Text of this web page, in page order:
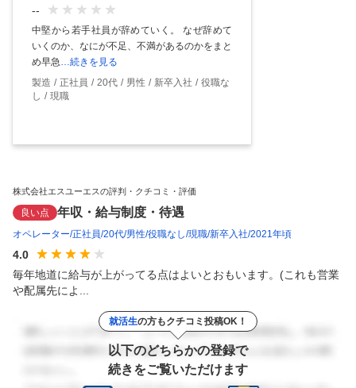
--
中堅から若手社員が辞めていく。 なぜ辞めて
いくのか、なにが不足、不満があるのかをまと
め早急…続きを見る
製造
正社員 20代 男性 新卒入社
役職な
し
現職
株式会社エスユーエスの評判・クチコミ・評価
良い点 年収・給与制度・待遇
オペレーター 正社員 20代 男性 役職なし 現職 新卒入社 2021年頃
4.0
毎年地道に給与が上がってる点はよいとおもいます。(これも営業
や配属先によ...
就活生の方もクチコミ投稿OK！
以下のどちらかの登録で
続きをご覧いただけます